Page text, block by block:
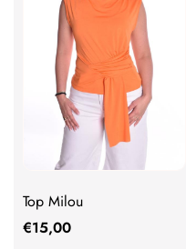
Top Milou
€15,00